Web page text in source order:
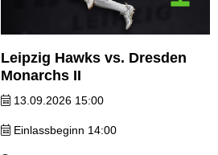
Leipzig Hawks vs. Dresden
Monarchs II
13.09.2026 15:00
Einlassbeginn 14:00